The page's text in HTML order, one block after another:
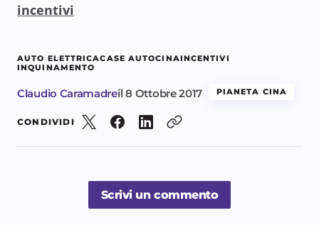
incentivi
AUTO ELETTRICACASE AUTOCINAINCENTIVI
INQUINAMENTO
Claudio Caramadreil 8 Ottobre 2017 PIANETA CINA
CONDIVIDI
Scrivi un commento